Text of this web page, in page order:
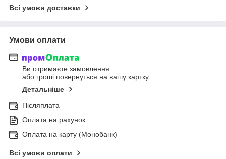
Всі умови доставки
Умови оплати
Ви отримаєте замовлення
або гроші повернуться на вашу картку
Детальніше
Післяплата
Оплата на рахунок
Оплата на карту (Монобанк)
Всі умови оплати